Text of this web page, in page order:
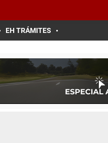
EH TRÁMITES